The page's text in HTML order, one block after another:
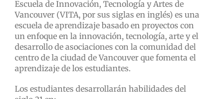
Escuela de Innovación, Tecnología y Artes de
Vancouver (VITA, por sus siglas en inglés) es una
escuela de aprendizaje basado en proyectos con
un enfoque en la innovación, tecnología, arte y el
desarrollo de asociaciones con la comunidad del
centro de la ciudad de Vancouver que fomenta el
aprendizaje de los estudiantes.
Los estudiantes desarrollarán habilidades del